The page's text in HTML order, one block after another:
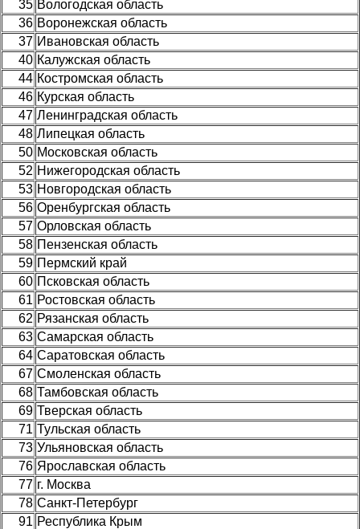
35 Вологодская область
36 Воронежская область
37 Ивановская область
40 Калужская область
44 Костромская область
46 Курская область
47 Ленинградская область
48 Липецкая область
50 Московская область
52 Нижегородская область
53 Новгородская область
56 Оренбургская область
57 Орловская область
58 Пензенская область
59 Пермский край
60 Псковская область
61 Ростовская область
62 Рязанская область
63 Самарская область
64 Саратовская область
67 Смоленская область
68 Тамбовская область
69 Тверская область
71 Тульская область
73 Ульяновская область
76 Ярославская область
77 г. Москва
78 Санкт-Петербург
91 Республика Крым